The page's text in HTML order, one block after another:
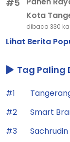
#5
Kota
dibaca 330
Lihat Berita
Tag Paling
#1
#2
Smart
#3
Sachrudin